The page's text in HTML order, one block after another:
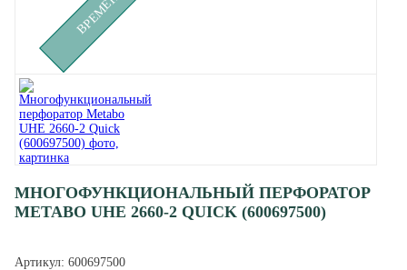
МНОГОФУНКЦИОНАЛЬНЫЙ ПЕРФОРАТОР
METABO UHE 2660-2 QUICK (600697500)
Артикул: 600697500